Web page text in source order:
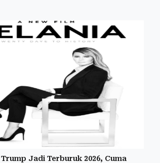
Jadi Terburuk 2026, Cuma